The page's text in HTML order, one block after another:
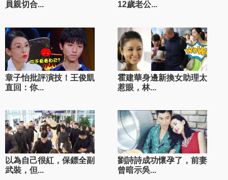
員親切合...
12歲老公...
章子怡批評演技！王俊凱
直回：你...
霍建華身邊新換女助理太
惹眼，林...
以為自己很紅，保鏢全副
武裝，但...
劉詩詩成功懷孕了，前妻
曾暗示吳...